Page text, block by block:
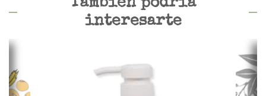
También podría
interesarte